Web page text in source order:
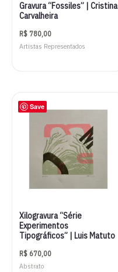
Gravura “Fossiles” | Cristina
Carvalheira
R$ 780,00
Artistas Representados
Save
Xilogravura “Série
Experimentos
Tipográficos” | Luis Matuto
R$ 670,00
Abstrato